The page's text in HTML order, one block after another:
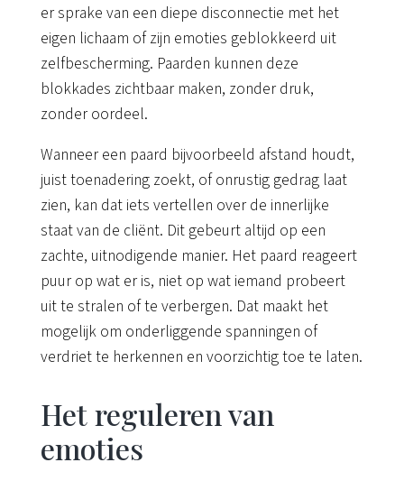
er sprake van een diepe disconnectie met het
eigen lichaam of zijn emoties geblokkeerd uit
zelfbescherming. Paarden kunnen deze
blokkades zichtbaar maken, zonder druk,
zonder oordeel.
Wanneer een paard bijvoorbeeld afstand houdt,
juist toenadering zoekt, of onrustig gedrag laat
zien, kan dat iets vertellen over de innerlijke
staat van de cliënt. Dit gebeurt altijd op een
zachte, uitnodigende manier. Het paard reageert
puur op wat er is, niet op wat iemand probeert
uit te stralen of te verbergen. Dat maakt het
mogelijk om onderliggende spanningen of
verdriet te herkennen en voorzichtig toe te laten.
Het reguleren van
emoties